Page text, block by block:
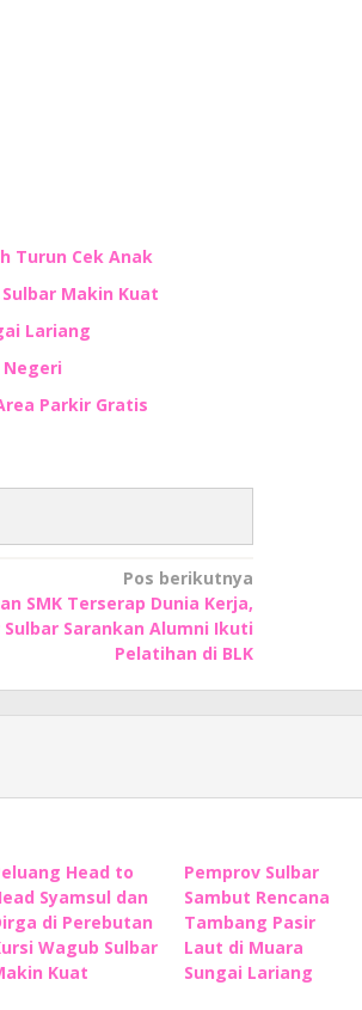
Turun Cek Anak
Makin Kuat
Lariang
Negeri
Parkir Gratis
Pos berikutnya
SMK Terserap Dunia Kerja,
Sulbar Sarankan Alumni Ikuti
Pelatihan di BLK
Head to
Syamsul dan
di Perebutan
Wagub Sulbar
Kuat
Pemprov Sulbar
Sambut Rencana
Tambang Pasir
Laut di Muara
Sungai Lariang